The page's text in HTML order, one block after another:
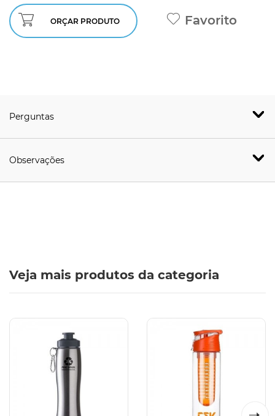
ORÇAR PRODUTO Favorito
Perguntas
Observações
Veja mais produtos da categoria